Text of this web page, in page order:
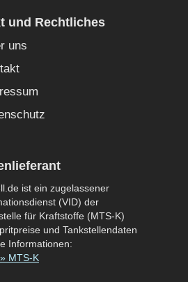
und Rechtliches
uns
ist ein zugelassener
(VID) der
für Kraftstoffe (MTS-K)
und Tankstellendaten
Informationen:
MTS-K